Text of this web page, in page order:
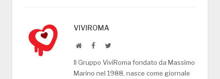
VIVIROMA
WebsiteFacebookTwitter
Il Gruppo ViviRoma fondato da Massimo
Marino nel 1988, nasce come giornale